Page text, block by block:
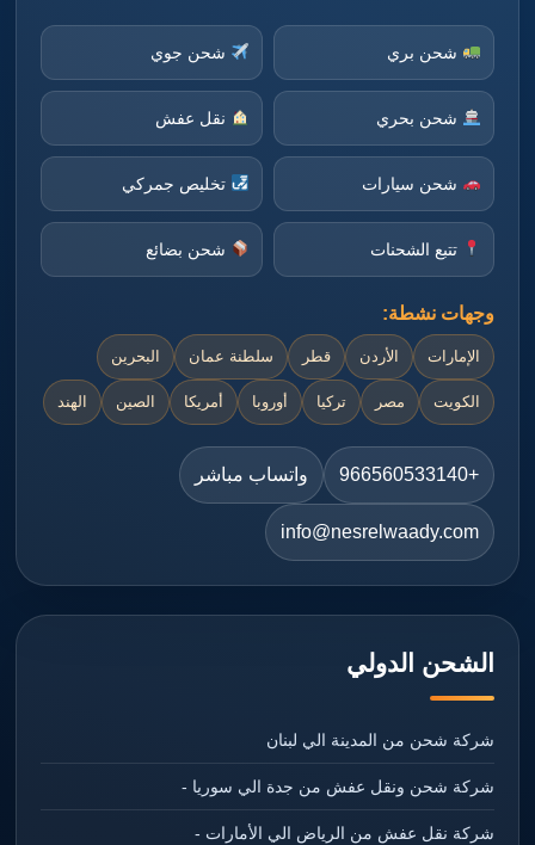
شحن بري شحن جوي
شحن بحري نقل عفش
شحن سيارات تخليص جمركي
تتبع الشحنات شحن بضائع
وجهات نشطة:
الإمارات الأردن قطر سلطنة عمان البحرين
الكويت مصر تركيا أوروبا أمريكا الصين الهند
+966560533140 واتساب مباشر
info@nesrelwaady.com
الشحن الدولي
شركة شحن من المدينة الي لبنان
شركة شحن ونقل عفش من جدة الي سوريا -
شركة نقل عفش من الرياض الي الأمارات -